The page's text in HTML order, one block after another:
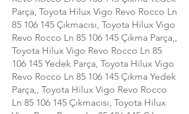
Parça, Toyota Hilux Vigo Revo Rocco Ln
85 106 145 Çıkmacısı, Toyota Hilux Vigo
Revo Rocco Ln 85 106 145 Çıkma Parça,,
Toyota Hilux Vigo Revo Rocco Ln 85
106 145 Yedek Parça, Toyota Hilux Vigo
Revo Rocco Ln 85 106 145 Çıkma Yedek
Parça,, Toyota Hilux Vigo Revo Rocco
Ln 85 106 145 Çıkmacısı, Toyota Hilux